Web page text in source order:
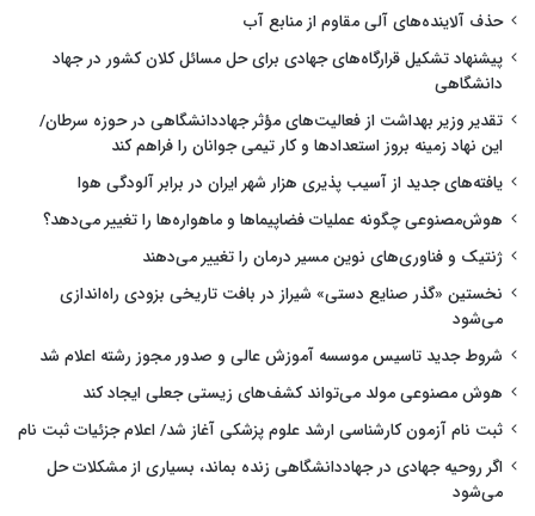
حذف آلاینده‌های آلی مقاوم از منابع آب
پیشنهاد تشکیل قرارگاه‌های جهادی برای حل مسائل کلان کشور در جهاد
دانشگاهی
تقدیر وزیر بهداشت از فعالیت‌های مؤثر جهاددانشگاهی در حوزه سرطان/
این نهاد زمینه بروز استعدادها و کار تیمی جوانان را فراهم کند
یافته‌های جدید از آسیب پذیری هزار شهر ایران در برابر آلودگی هوا
هوش‌مصنوعی چگونه عملیات فضاپیماها و ماهواره‌ها را تغییر می‌دهد؟
ژنتیک و فناوری‌های نوین مسیر درمان را تغییر می‌دهند
نخستین «گذر صنایع دستی» شیراز در بافت تاریخی بزودی راه‌اندازی
می‌شود
شروط جدید تاسیس موسسه آموزش عالی و صدور مجوز رشته اعلام شد
هوش مصنوعی مولد می‌تواند کشف‌های زیستی جعلی ایجاد کند
ثبت نام آزمون کارشناسی ارشد علوم پزشکی آغاز شد/ اعلام جزئیات ثبت نام
اگر روحیه جهادی در جهاددانشگاهی زنده بماند، بسیاری از مشکلات حل
می‌شود